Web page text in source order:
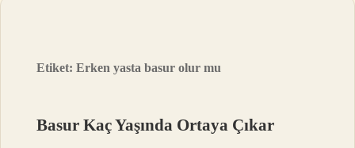
Etiket:Erken yasta basur olur mu
Basur Kaç Yaşında Ortaya Çıkar